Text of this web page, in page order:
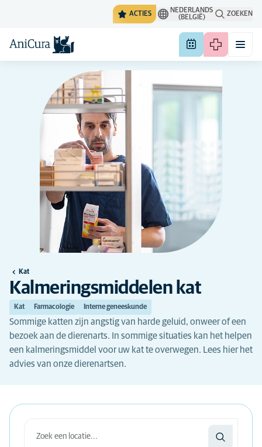
ACTIES
NEDERLANDS
(BELGIË)
ZOEKEN
Kat
Kalmeringsmiddelen kat
Kat Farmacologie Interne geneeskunde
Sommige katten zijn angstig van harde geluid, onweer of een
bezoek aan de dierenarts. In sommige situaties kan het helpen
een kalmeringsmiddel voor uw kat te overwegen. Lees hier het
advies van onze dierenartsen.